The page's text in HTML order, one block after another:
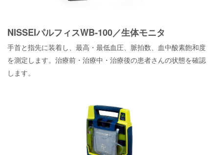
NISSEIパルフィスWB-100／生体モニタ
手首と指先に装着し、最高・最低血圧、脈拍数、血中酸素飽和度
を測定します。治療前・治療中・治療後の患者さんの状態を確認
します。